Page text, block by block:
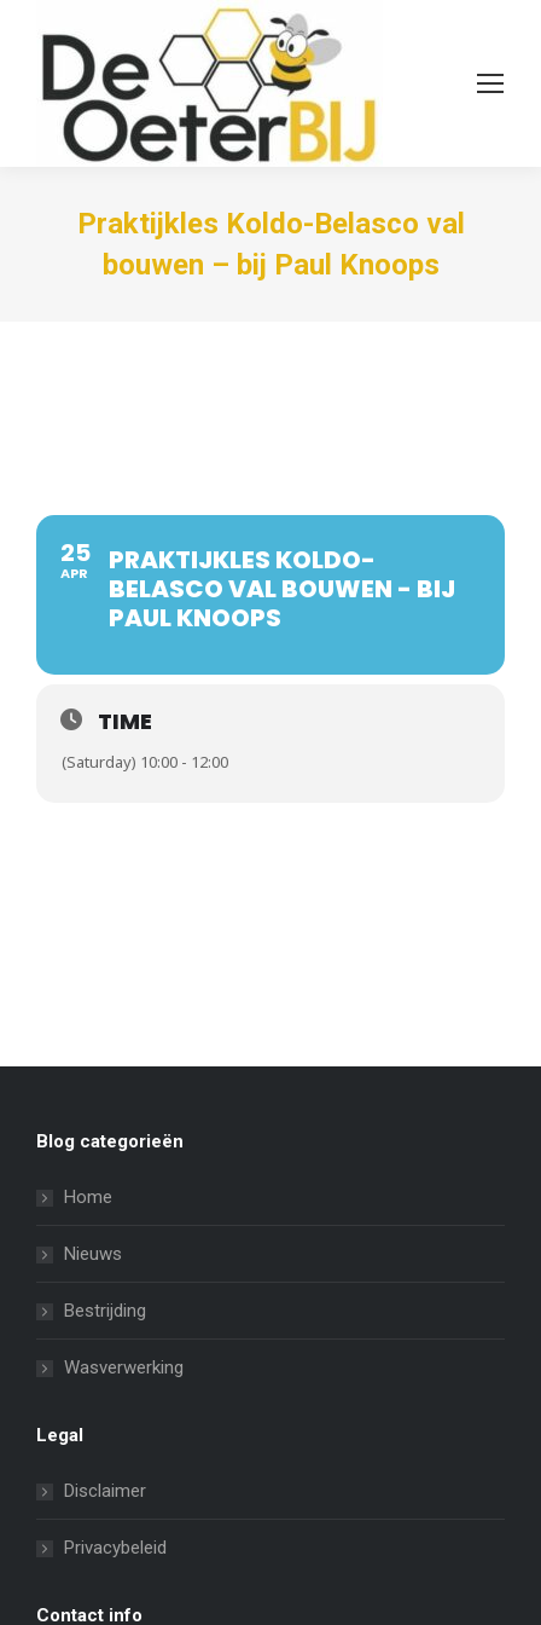
Praktijkles Koldo-Belasco val
bouwen – bij Paul Knoops
25
APR
PRAKTIJKLES KOLDO-
BELASCO VAL BOUWEN - BIJ
PAUL KNOOPS
TIME
(Saturday) 10:00 - 12:00
Blog categorieën
Home
Nieuws
Bestrijding
Wasverwerking
Legal
Disclaimer
Privacybeleid
Contact info